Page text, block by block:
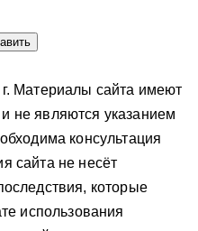
Материалы сайта имеют
не являются указанием
консультация
сайта не несёт
которые
использования